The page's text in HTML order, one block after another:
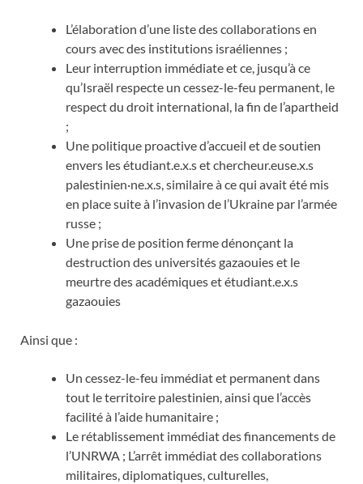
L’élaboration d’une liste des collaborations en
cours avec des institutions israéliennes ;
Leur interruption immédiate et ce, jusqu’à ce
qu’Israël respecte un cessez-le-feu permanent, le
respect du droit international, la fin de l’apartheid
;
Une politique proactive d’accueil et de soutien
envers les étudiant.e.x.s et chercheur.euse.x.s
palestinien·ne.x.s, similaire à ce qui avait été mis
en place suite à l’invasion de l’Ukraine par l’armée
russe ;
Une prise de position ferme dénonçant la
destruction des universités gazaouies et le
meurtre des académiques et étudiant.e.x.s
gazaouies
Ainsi que :
Un cessez-le-feu immédiat et permanent dans
tout le territoire palestinien, ainsi que l’accès
facilité à l’aide humanitaire ;
Le rétablissement immédiat des financements de
l’UNRWA ; L’arrêt immédiat des collaborations
militaires, diplomatiques, culturelles,